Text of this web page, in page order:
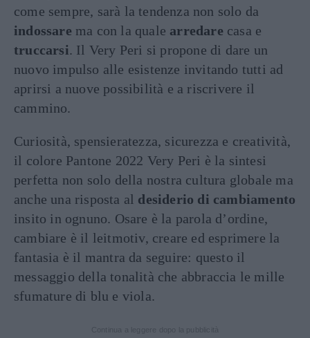
come sempre, sarà la tendenza non solo da
indossare ma con la quale arredare casa e
truccarsi. Il Very Peri si propone di dare un
nuovo impulso alle esistenze invitando tutti ad
aprirsi a nuove possibilità e a riscrivere il
cammino.
Curiosità, spensieratezza, sicurezza e creatività,
il colore Pantone 2022 Very Peri è la sintesi
perfetta non solo della nostra cultura globale ma
anche una risposta al desiderio di cambiamento
insito in ognuno. Osare è la parola d’ordine,
cambiare è il leitmotiv, creare ed esprimere la
fantasia è il mantra da seguire: questo il
messaggio della tonalità che abbraccia le mille
sfumature di blu e viola.